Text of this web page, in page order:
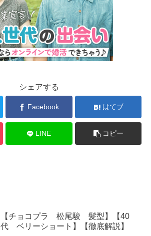
シェアする
Facebook はてブ
LINE コピー
【チョコプラ 松尾駿 髪型】【40
代 ベリーショート】【徹底解説】